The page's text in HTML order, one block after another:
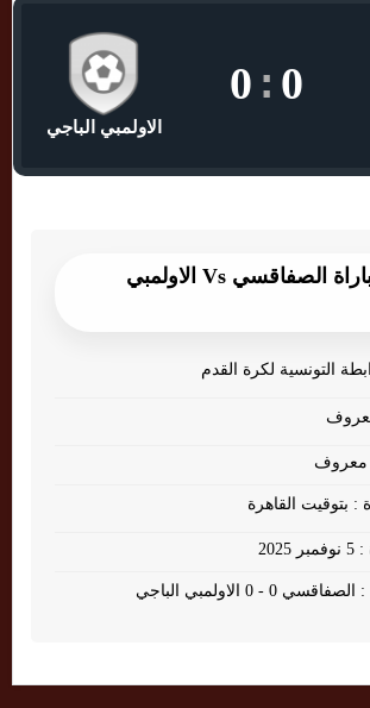
0
:
0
الاولمبي الباجي
بطاقة مباراة الصفاقسي Vs الاولمبي
التونسية لكرة القدم
معروف
معروف
: بتوقيت القاهرة
0 - 0 الاولمبي الباجي